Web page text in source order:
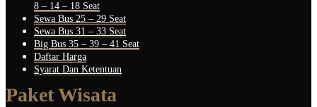
8 – 14 – 18 Seat
Sewa Bus 25 – 29 Seat
Sewa Bus 31 – 33 Seat
Big Bus 35 – 39 – 41 Seat
Daftar Harga
Syarat Dan Ketentuan
Paket Wisata